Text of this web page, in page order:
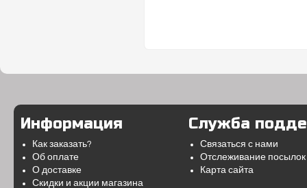
Информация
Как заказать?
Об оплате
О доставке
Скидки и акции магазина
Служба
Связаться с нами
Отслеживание посылок
Карта сайта